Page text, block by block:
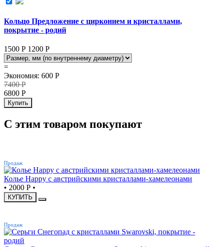
Кольцо Предложение с цирконием и кристаллами,
покрытие - родий
1500 Р 1200 Р
=
Экономия: 600 Р
7400Р
6800 Р
Купить
С этим товаром покупают
Продаж
Колье Happy с австрийскими кристаллами-хамелеонами
• 2000 Р •
КУПИТЬ
Продаж